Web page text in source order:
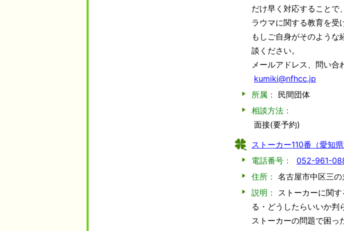
だけ早く対応することで
ラウマに関する教育を受
もしご自身がそのよう
談ください。
メールアドレス、問い合
kumiki@nfhcc.jp
所属：
民間団体
相談方法：
面接(要予約)
ストーカー110番（愛知県
電話番号：
052-961-
住所： 名古屋市中区三
説明：
ストーカーに関
る・どうしたらいいか判
ストーカーの問題で困っ